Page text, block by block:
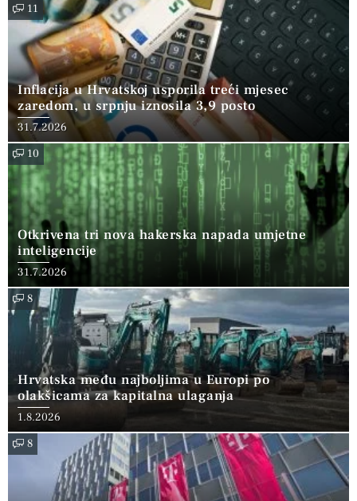
11
Inflacija u Hrvatskoj usporila treći mjesec
zaredom, u srpnju iznosila 3,9 posto
31.7.2026
10
Otkrivena tri nova hakerska napada umjetne
inteligencije
31.7.2026
8
Hrvatska među najboljima u Europi po
olakšicama za kapitalna ulaganja
1.8.2026
8